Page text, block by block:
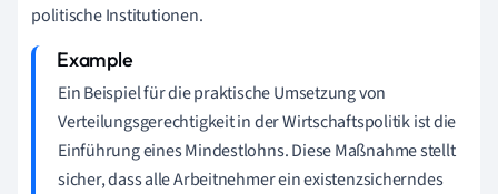
politische Institutionen.
Ein Beispiel für die praktische Umsetzung von
Verteilungsgerechtigkeit in der Wirtschaftspolitik ist die
Einführung eines Mindestlohns. Diese Maßnahme stellt
sicher, dass alle Arbeitnehmer ein existenzsicherndes